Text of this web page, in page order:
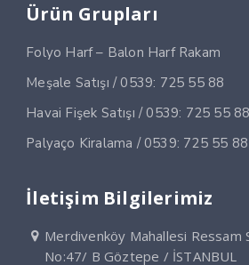
Ürün Grupları
Folyo Harf – Balon Harf Rakam
Meşale Satışı / 0539: 725 55 88
Havai Fişek Satışı / 0539: 725 55 88
Palyaço Kiralama / 0539: 725 55 88
İletişim Bilgilerimiz
Merdivenköy Mahallesi Ressam
No:47/ B Göztepe / İSTANBUL